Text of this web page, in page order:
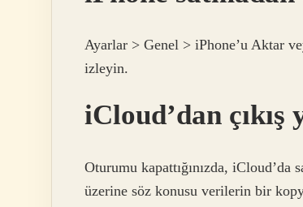
Ayarlar > Genel > iPhone’u Aktar
izleyin.
iCloud’dan çıkış
Oturumu kapattığınızda,
üzerine söz konusu verilerin bir